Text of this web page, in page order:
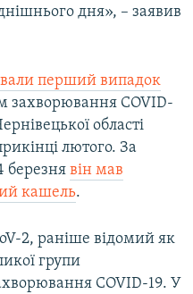
дня», – заявив
перший випадок
захворювання COVID-
області
лютого. За
березня він мав
кашель.
2, раніше відомий як
групи
COVID-19. У